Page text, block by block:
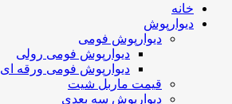
خانه
دیوارپوش
دیوارپوش فومی
دیوارپوش فومی رولی
دیوارپوش فومی ورقه ای
قیمت ماربل شیت
دیوارپوش سه بعدی